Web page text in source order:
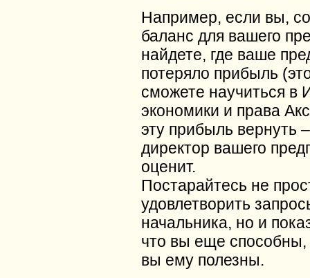
Например, если вы,
баланс для вашего
найдете, где ваше
потеряло прибыль
сможете научиться в
экономики и права
эту прибыль вернуть
директор вашего
оценит.
Постарайтесь не
удовлетворить
начальника, но и
что вы еще способны,
вы ему полезны.